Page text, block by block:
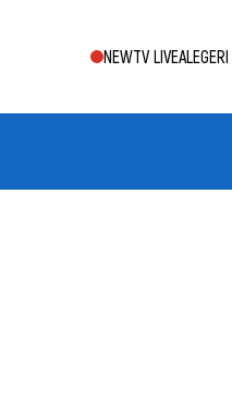
NEWTV LIVE